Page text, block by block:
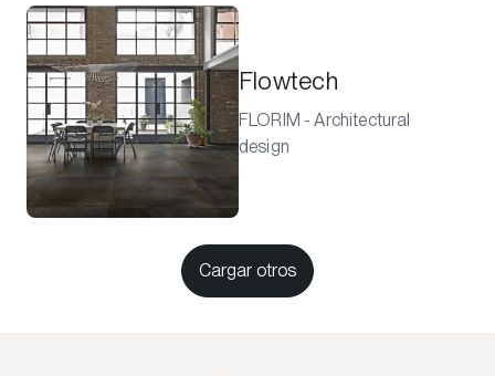
Flowtech
FLORIM - Architectural
design
Cargar otros